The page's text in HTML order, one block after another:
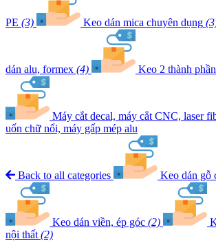
PE (3) Keo dán mica chuyên dụng
dán alu, formex (4) Keo 2 thành
Máy cắt decal, máy cắt CNC, laser
uốn chữ nổi, máy gấp mép alu
Back to all categories Keo dán gỗ
Keo dán viền, ép góc (2)
nội thất (2)